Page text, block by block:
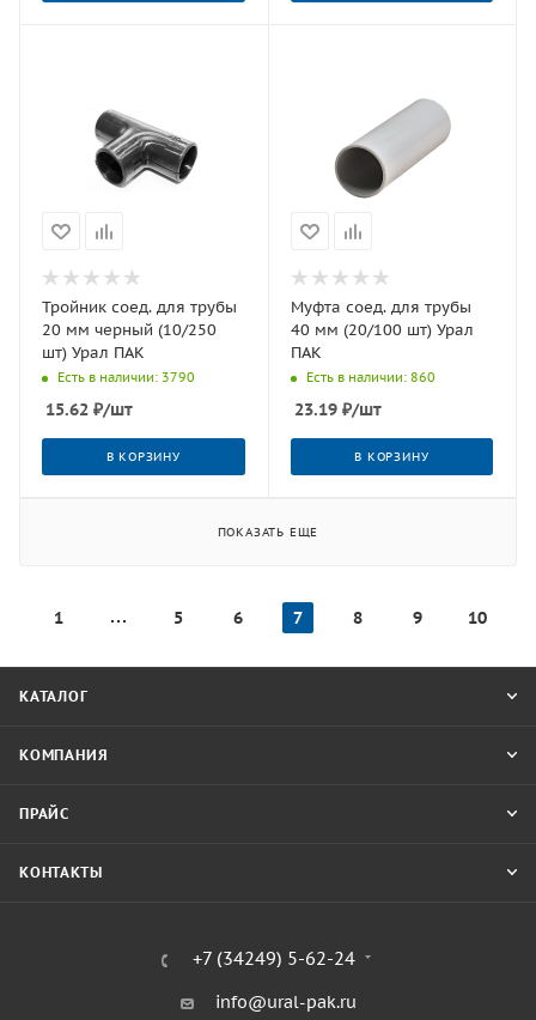
Тройник соед. для трубы
20 мм черный (10/250
шт) Урал ПАК
Есть в наличии: 3790
15.62 ₽/шт
В КОРЗИНУ
Муфта соед. для трубы
40 мм (20/100 шт) Урал
ПАК
Есть в наличии: 860
23.19₽/шт
В КОРЗИНУ
ПОКАЗАТЬ ЕЩЕ
1 5 6 7 8 9 10
КАТАЛОГ
КОМПАНИЯ
ПРАЙС
КОНТАКТЫ
+7 (34249) 5-62-24
info@ural-pak.ru